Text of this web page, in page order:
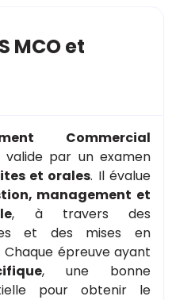
MCO et
Commercial
valide par un examen
et orales. Il évalue
management et
, à travers des
et des mises en
épreuve ayant
, une bonne
pour obtenir le